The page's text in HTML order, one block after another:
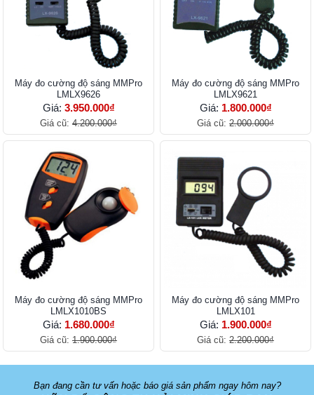
Máy đo cường độ sáng MMPro
LMLX9626
Giá: 3.950.000₫
Giá cũ: 4.200.000₫
Máy đo cường độ sáng MMPro
LMLX9621
Giá: 1.800.000₫
Giá cũ: 2.000.000₫
Máy đo cường độ sáng MMPro
LMLX1010BS
Giá: 1.680.000₫
Giá cũ: 1.900.000₫
Máy đo cường độ sáng MMPro
LMLX101
Giá: 1.900.000₫
Giá cũ: 2.200.000₫
Bạn đang cần tư vấn hoặc báo giá sản phẩm ngay hôm nay?